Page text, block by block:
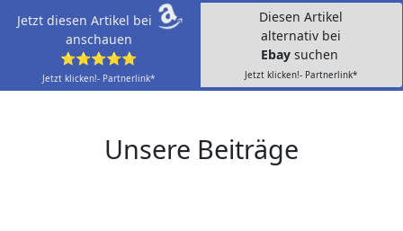
Jetzt diesen Artikel bei
anschauen
⭐⭐⭐⭐⭐
Jetzt klicken!- Partnerlink*
Diesen Artikel
alternativ bei
Ebay suchen
Jetzt klicken!- Partnerlink*
Unsere Beiträge